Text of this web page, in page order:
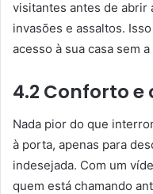
visitantes antes de abrir
invasões e assaltos.
acesso à sua casa sem
4.2 Conforto
Nada pior do que
à porta, apenas para
indesejada. Com um
quem está chamando